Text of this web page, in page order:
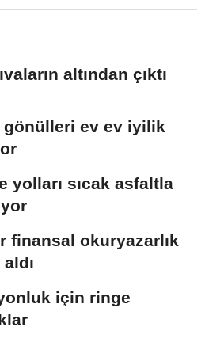
altından çıktı
gönülleri ev ev iyilik
yolları sıcak asfaltla
finansal okuryazarlık
için ringe